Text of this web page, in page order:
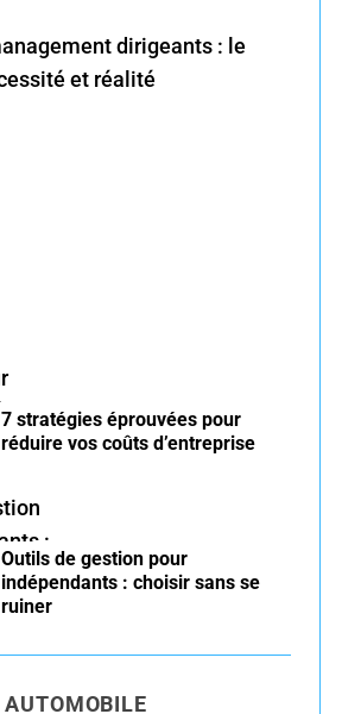
7 stratégies éprouvées pour
réduire vos coûts d’entreprise
Outils de gestion pour
indépendants : choisir sans se
ruiner
AUTOMOBILE